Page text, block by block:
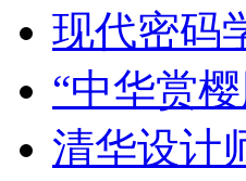
现代密码
“中华赏
清华设计